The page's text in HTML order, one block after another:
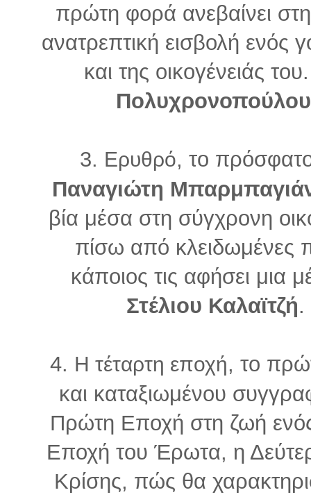
πρώτη φορά ανεβαίνει
ανατρεπτική εισβολή ενός
και της οικογένειάς
Πολυχρονοπούλου
3. Ερυθρό, το
Παναγιώτη
βία μέσα στη σύγχρονη
πίσω από κλειδωμένες
κάποιος τις αφήσει μια
Στέλιου Καλαϊτζή.
4. Η τέταρτη εποχή, το
και καταξιωμένου
Πρώτη Εποχή στη ζωή
Εποχή του Έρωτα, η
Κρίσης, πώς θα